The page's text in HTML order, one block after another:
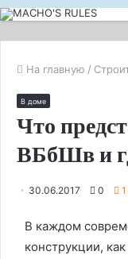
На главную /
В доме
Что
ВБбШв и
30.06.2017 0
В каждом
конструкции,